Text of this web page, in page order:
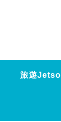
旅遊Jetso